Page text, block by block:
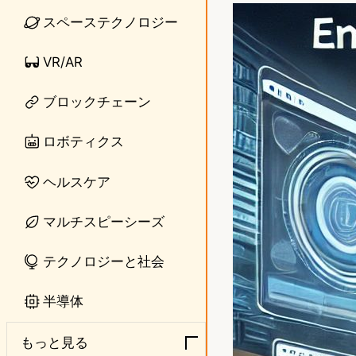
スペーステクノロジー
VR/AR
ブロックチェーン
ロボティクス
ヘルスケア
マルチスピーシーズ
テクノロジーと社会
半導体
もっと見る
e
t
d
o
n